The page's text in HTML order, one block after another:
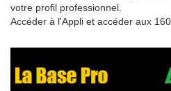
votre profil professionnel.
Accéder à l'Appli et accéder aux